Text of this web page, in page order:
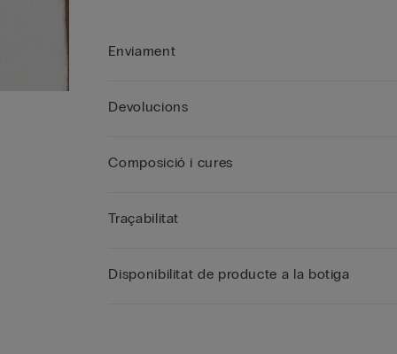
Enviament
Devolucions
Composició i cures
Traçabilitat
Disponibilitat de producte a la botiga